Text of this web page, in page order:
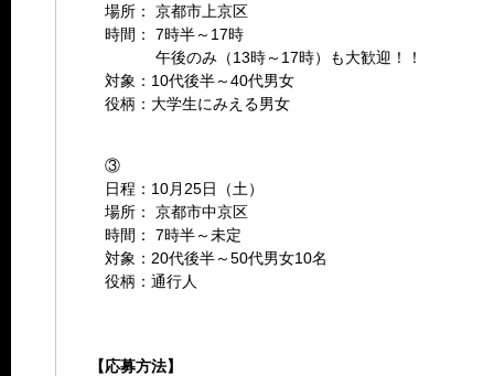
場所： 京都市上京区
時間： 7時半～17時
午後のみ（13時～17時）も大歓迎！！
対象：10代後半～40代男女
役柄：大学生にみえる男女
③
日程：10月25日（土）
場所： 京都市中京区
時間： 7時半～未定
対象：20代後半～50代男女10名
役柄：通行人
【応募方法】